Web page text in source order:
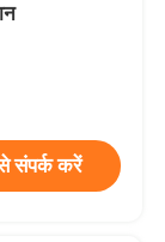
संपर्क करें